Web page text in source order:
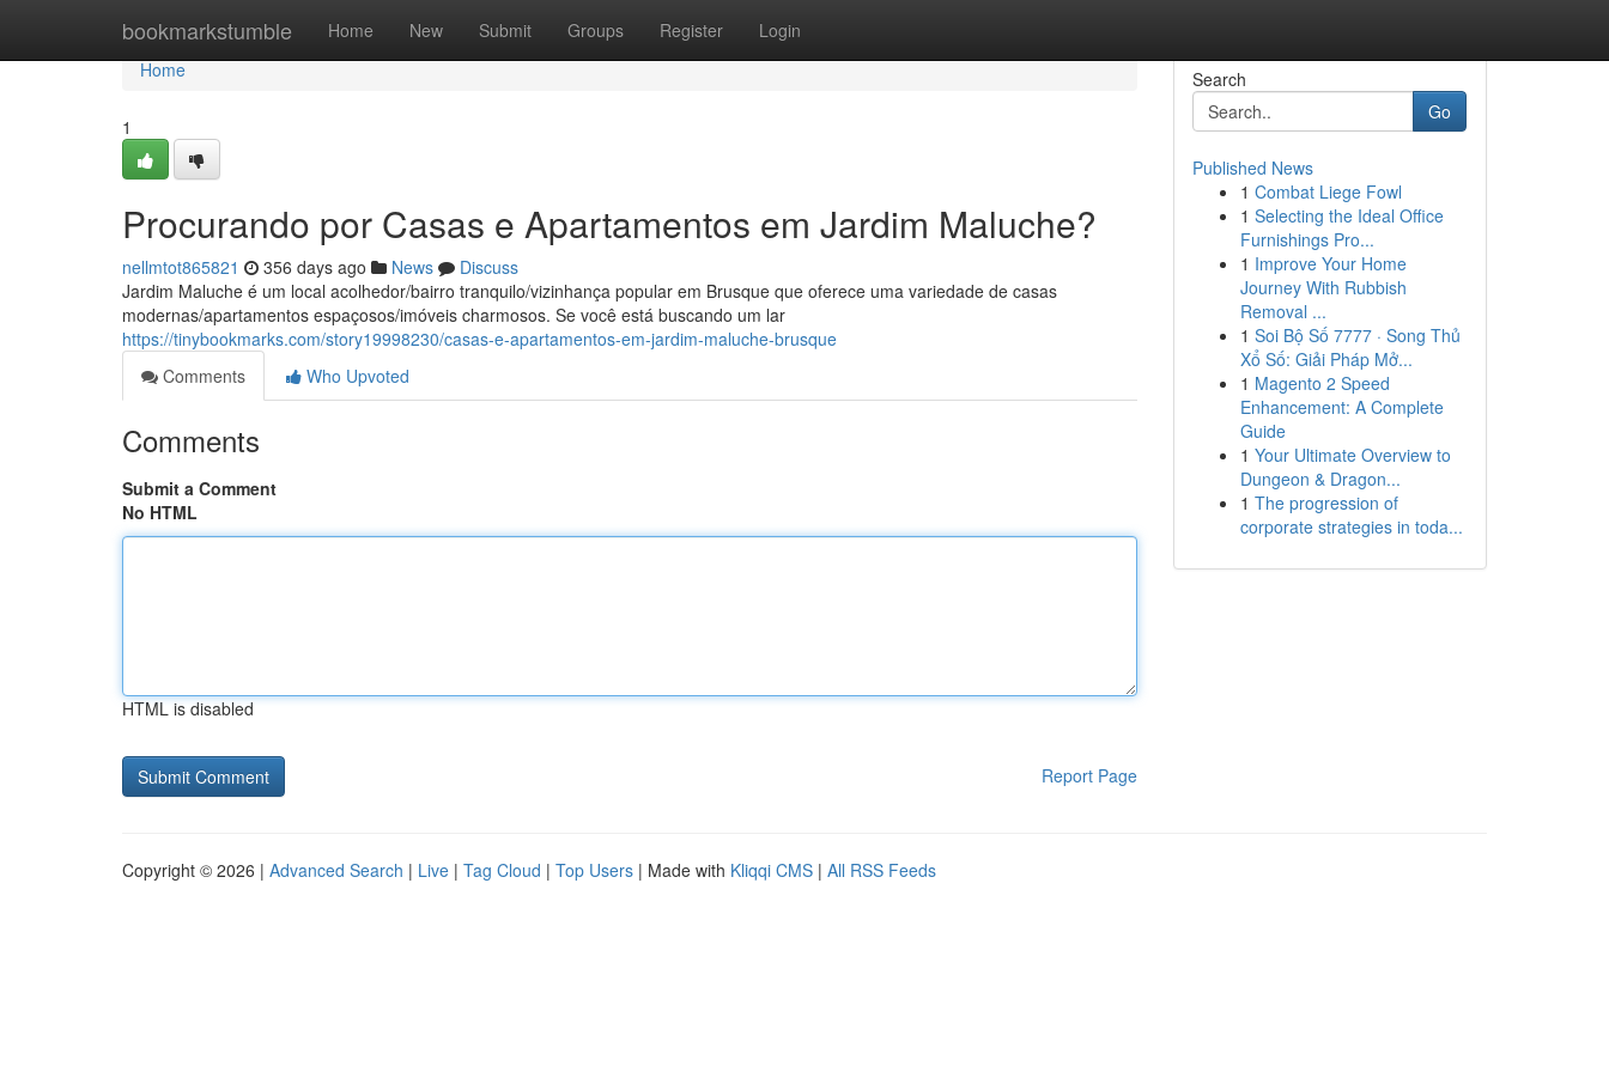
bookmarkstumble Home New Submit Groups Register Login
Home
Home
1
Procurando por Casas e Apartamentos em Jardim Maluche?
nellmtot865821 356 days ago News
Discuss
Jardim Maluche é um local acolhedor/bairro tranquilo/vizinhança popular em Brusque que oferece uma variedade de casas
modernas/apartamentos espaçosos/imóveis charmosos. Se você está buscando um lar
https://tinybookmarks.com/story19998230/casas-e-apartamentos-em-jardim-maluche-brusque
Comments
Who Upvoted
Comments
Submit a Comment
No HTML
HTML is disabled
Report Page
Search
Go
Published News
1 Combat Liege Fowl
1 Selecting the Ideal Office
Furnishings Pro...
1 Improve Your Home
Journey With Rubbish
Removal ...
1 Soi Bộ Số 7777 · Song Thủ
Xổ Số: Giải Pháp Mở...
1 Magento 2 Speed
Enhancement: A Complete
Guide
1 Your Ultimate Overview to
Dungeon & Dragon...
1 The progression of
corporate strategies in toda...
Copyright © 2026 | Advanced Search | Live | Tag Cloud | Top Users | Made with Kliqqi CMS | All RSS Feeds